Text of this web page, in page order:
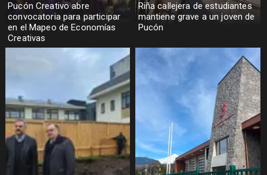
Pucón Creativo abre
convocatoria para participar
en el Mapeo de Economías
Creativas
Riña callejera de estudiantes
mantiene grave a un joven de
Pucón